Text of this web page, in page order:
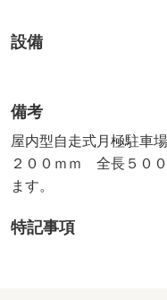
設備
備考
屋内型自走式月極駐車
２００ｍｍ 全長５０
ます。
特記事項